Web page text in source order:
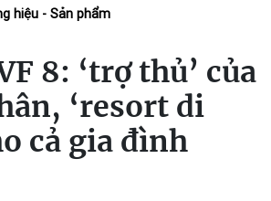
hiệu - Sản phẩm
8: ‘trợ thủ’ của
‘resort di
cả gia đình